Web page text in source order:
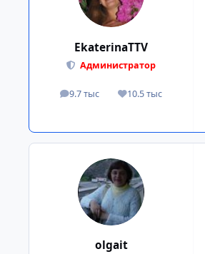
EkaterinaTTV
Администратор
9.7 тыс
сообщения10.5 тыс
Репутация
olgait